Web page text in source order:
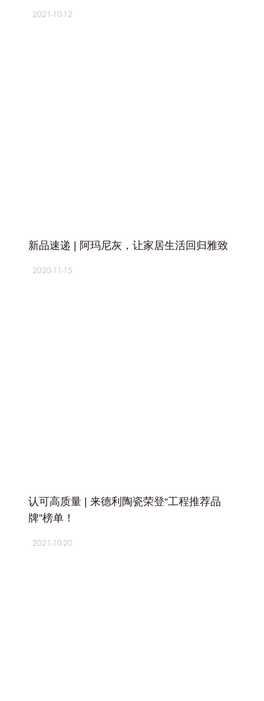
2021-10-12
新品速递 | 阿玛尼灰，让家居生活回归雅致
2020-11-15
认可高质量 | 来德利陶瓷荣登“工程推荐品
牌”榜单！
2021-10-20